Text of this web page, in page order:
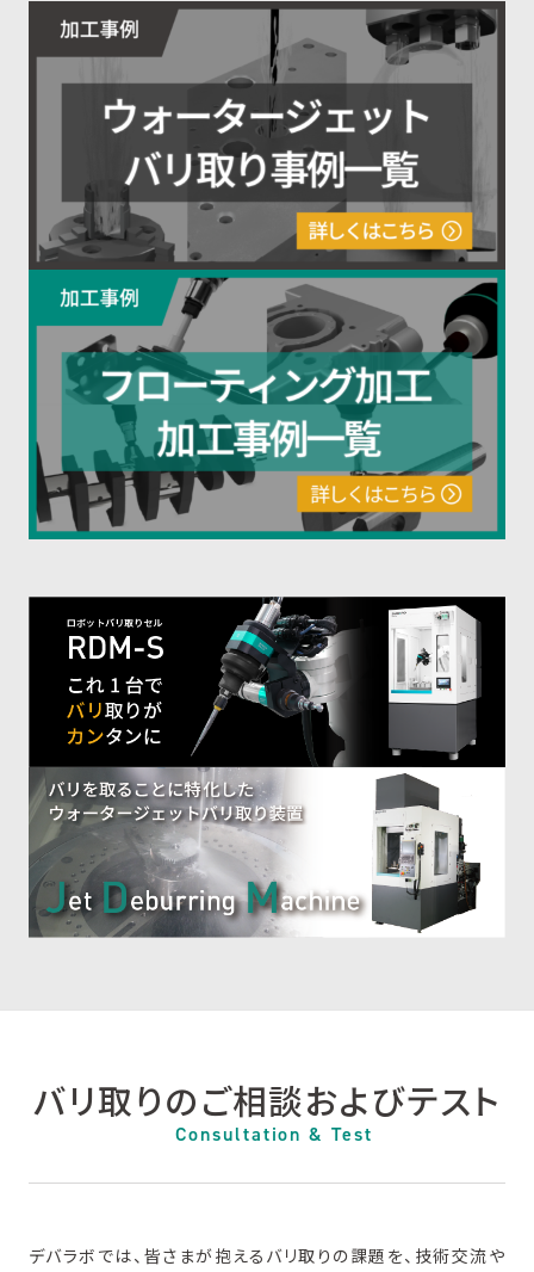
バリ取りのご相談およびテスト
Consultation & Test
デバラボでは、皆さまが抱えるバリ取りの課題を、技術交流や